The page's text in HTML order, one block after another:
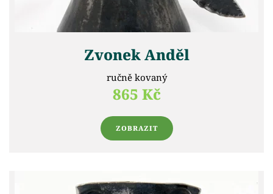
Zvonek Anděl
ručně kovaný
865 Kč
ZOBRAZIT